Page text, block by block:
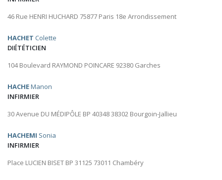
46 Rue HENRI HUCHARD 75877 Paris 18e Arrondissement
HACHET Colette
DIÉTÉTICIEN
104 Boulevard RAYMOND POINCARE 92380 Garches
HACHEManon
INFIRMIER
30 Avenue DU MÉDIPÔLE BP 40348 38302 Bourgoin-Jallieu
HACHEMI Sonia
INFIRMIER
Place LUCIEN BISET BP 31125 73011 Chambéry